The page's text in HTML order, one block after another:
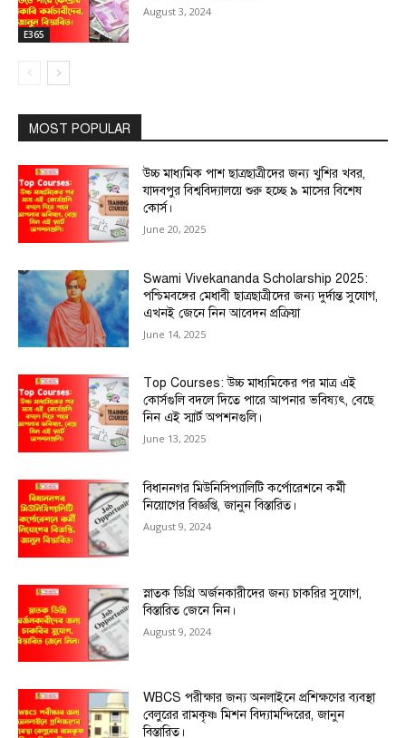
E365
August 3, 2024
MOST POPULAR
উচ্চ মাধ্যমিক পাশ ছাত্রছাত্রীদের জন্য খুশির খবর,
যাদবপুর বিশ্ববিদ্যালয়ে শুরু হচ্ছে ৯ মাসের বিশেষ
কোর্স।
June 20, 2025
Swami Vivekananda Scholarship 2025:
পশ্চিমবঙ্গের মেধাবী ছাত্রছাত্রীদের জন্য দুর্দান্ত সুযোগ,
এখনই জেনে নিন আবেদন প্রক্রিয়া
June 14, 2025
Top Courses: উচ্চ মাধ্যমিকের পর মাত্র এই
কোর্সগুলি বদলে দিতে পারে আপনার ভবিষ্যৎ, বেছে
নিন এই স্মার্ট অপশনগুলি।
June 13, 2025
বিধাননগর মিউনিসিপ্যালিটি কর্পোরেশনে কর্মী
নিয়োগের বিজ্ঞপ্তি, জানুন বিস্তারিত।
August 9, 2024
স্নাতক ডিগ্রি অর্জনকারীদের জন্য চাকরির সুযোগ,
বিস্তারিত জেনে নিন।
August 9, 2024
WBCS পরীক্ষার জন্য অনলাইনে প্রশিক্ষণের ব্যবস্থা
বেলুরের রামকৃষ্ণ মিশন বিদ্যামন্দিরের, জানুন
বিস্তারিত।